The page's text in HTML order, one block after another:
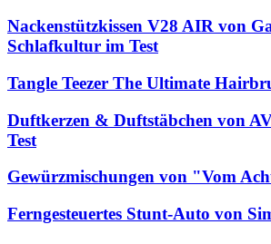
Nackenstützkissen V28 AIR von
Schlafkultur im Test
Tangle Teezer The Ultimate
Duftkerzen & Duftstäbchen von
Test
Gewürzmischungen von "Vom
Ferngesteuertes Stunt-Auto von